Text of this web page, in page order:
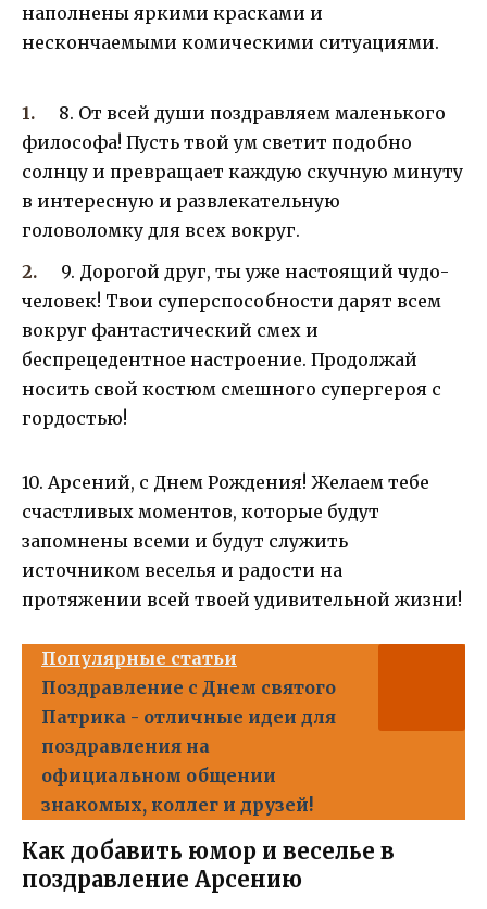
наполнены яркими красками и
нескончаемыми комическими ситуациями.
8. От всей души поздравляем маленького
философа! Пусть твой ум светит подобно
солнцу и превращает каждую скучную минуту
в интересную и развлекательную
головоломку для всех вокруг.
9. Дорогой друг, ты уже настоящий чудо-
человек! Твои суперспособности дарят всем
вокруг фантастический смех и
беспрецедентное настроение. Продолжай
носить свой костюм смешного супергероя с
гордостью!
10. Арсений, с Днем Рождения! Желаем тебе
счастливых моментов, которые будут
запомнены всеми и будут служить
источником веселья и радости на
протяжении всей твоей удивительной жизни!
Популярные статьи
Поздравление с Днем святого
Патрика - отличные идеи для
поздравления на
официальном общении
знакомых, коллег и друзей!
Как добавить юмор и веселье в
поздравление Арсению